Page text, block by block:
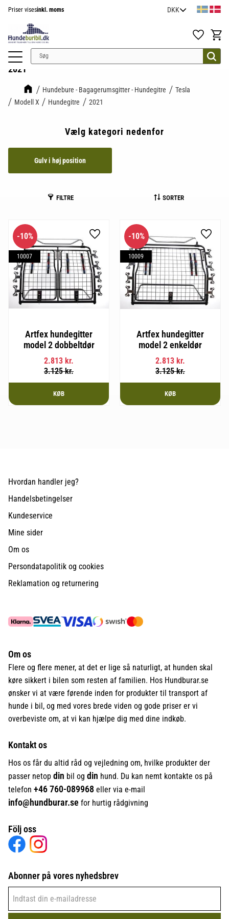
Priser visesinkl. moms
Favoritter
2021
Hundebure - Bagagerumsgitter - Hundegitre
Tesla
Modell X
Hundegitre 2021
Vælg kategori nedenfor
Gulv i høj position
FILTRE SORTER
Artfex hundegitter
model 2 dobbeltdør
2.813 kr.
3.125kr.
10%
10007
Gem som favorit
KØB
Artfex hundegitter
model 2 enkeldør
2.813 kr.
3.125kr.
10%
10009
Gem
KØB
Hvordan handler jeg?
Handelsbetingelser
Kundeservice
Mine sider
Om os
Persondatapolitik og cookies
Reklamation og returnering
Om os
Flere og flere mener, at det er lige så naturligt, at hunden skal
køre sikkert i bilen som resten af familien. Hos Hundburar.se
ønsker vi at være førende inden for produkter til transport af
hunde i bil, og med vores brede viden og gode priser er vi
overbeviste om, at vi kan hjælpe dig med dine indkøb.
Kontakt os
Hos os får du altid råd og vejledning om, hvilke produkter der
passer netop din bil og din hund. Du kan nemt kontakte os på
telefon +46760-089968 eller via e-mail
info@hundburar.se for hurtig rådgivning
Följ oss
Abonner på vores nyhedsbrev